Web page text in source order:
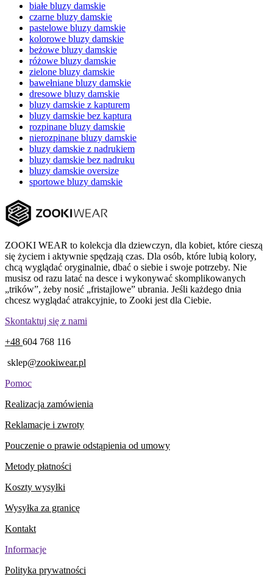
białe bluzy damskie
czarne bluzy damskie
pastelowe bluzy damskie
kolorowe bluzy damskie
beżowe bluzy damskie
różowe bluzy damskie
zielone bluzy damskie
bawełniane bluzy damskie
dresowe bluzy damskie
bluzy damskie z kapturem
bluzy damskie bez kaptura
rozpinane bluzy damskie
nierozpinane bluzy damskie
bluzy damskie z nadrukiem
bluzy damskie bez nadruku
bluzy damskie oversize
sportowe bluzy damskie
ZOOKI WEAR to kolekcja dla dziewczyn, dla kobiet, które cieszą
się życiem i aktywnie spędzają czas. Dla osób, które lubią kolory,
chcą wyglądać oryginalnie, dbać o siebie i swoje potrzeby. Nie
musisz od razu latać na desce i wykonywać skomplikowanych
„trików”, żeby nosić „fristajlowe” ubrania. Jeśli każdego dnia
chcesz wyglądać atrakcyjnie, to Zooki jest dla Ciebie.
Skontaktuj się z nami
+48 604 768 116
sklep@zookiwear.pl
Pomoc
Realizacja zamówienia
Reklamacje i zwroty
Pouczenie o prawie odstąpienia od umowy
Metody płatności
Koszty wysyłki
Wysyłka za granicę
Kontakt
Informacje
Polityka prywatności